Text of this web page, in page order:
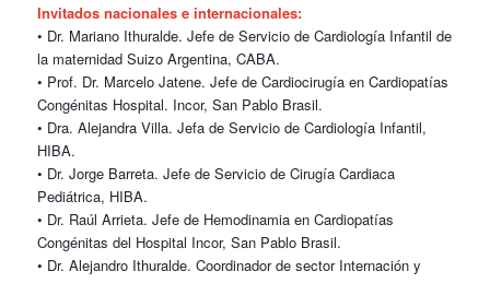
Invitados nacionales e internacionales:
• Dr. Mariano Ithuralde. Jefe de Servicio de Cardiología Infantil de
la maternidad Suizo Argentina, CABA.
• Prof. Dr. Marcelo Jatene. Jefe de Cardiocirugía en Cardiopatías
Congénitas Hospital. Incor, San Pablo Brasil.
• Dra. Alejandra Villa. Jefa de Servicio de Cardiología Infantil,
HIBA.
• Dr. Jorge Barreta. Jefe de Servicio de Cirugía Cardiaca
Pediátrica, HIBA.
• Dr. Raúl Arrieta. Jefe de Hemodinamia en Cardiopatías
Congénitas del Hospital Incor, San Pablo Brasil.
• Dr. Alejandro Ithuralde. Coordinador de sector Internación y